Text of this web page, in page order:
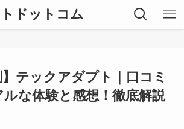
ドットコム
】テックアダプト｜口コミ
な体験と感想！徹底解説